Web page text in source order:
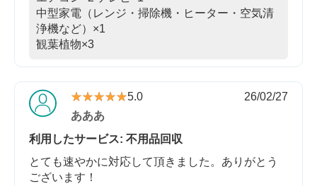
中型家電（レンジ・掃除機・ヒーター・空気清
浄機など）×1
観葉植物×3
★★★★★
★★★★★5.0
26/02/27
あああ
利用したサービス: 不用品回収
とても速やかに対応して頂きました。ありがとう
ございます！